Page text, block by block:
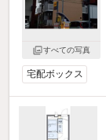
すべての写真
宅配ボックス